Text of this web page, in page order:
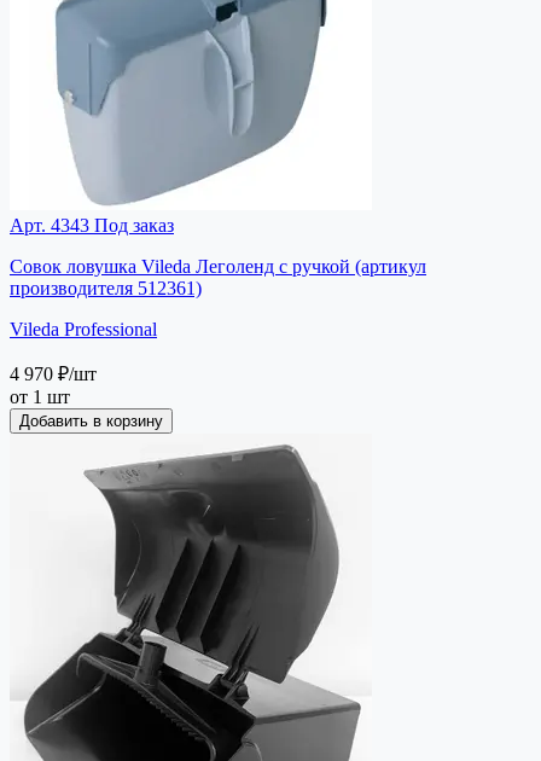
Арт. 4343 Под заказ
Совок ловушка Vileda Леголенд с ручкой (артикул
производителя 512361)
Vileda Professional
4 970 ₽/шт
от 1 шт
Добавить в корзину